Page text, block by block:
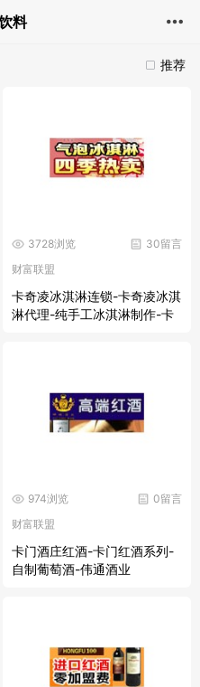
料
推荐
30留言
3728浏览
财富联盟
卡奇凌冰淇淋连锁-卡奇凌冰淇
淋代理-纯手工冰淇淋制作-卡
0留言
974浏览
财富联盟
卡门酒庄红酒-卡门红酒系列-
自制葡萄酒-伟通酒业